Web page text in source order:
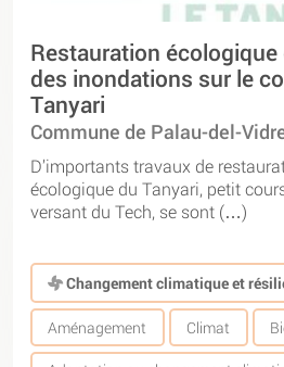
Restauration
des inondations sur le
Tanyari
Commune de Palau-del-
D’importants travaux de
écologique du Tanyari, petit
versant du Tech, se sont (…)
Changement climatique et
Aménagement Climat